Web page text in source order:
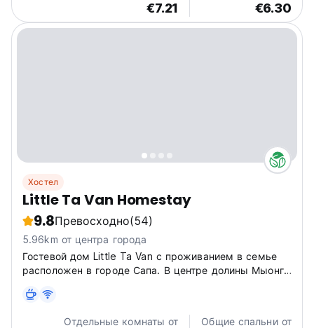
€7.21 €6.30
Хостел
Little Ta Van Homestay
9.8Превосходно(54)
5.96km от центра города
Гостевой дом Little Ta Van с проживанием в семье
расположен в городе Сапа. В центре долины Мыонг
ландшафтов.
Отдельные комнаты от
Общие спальни от